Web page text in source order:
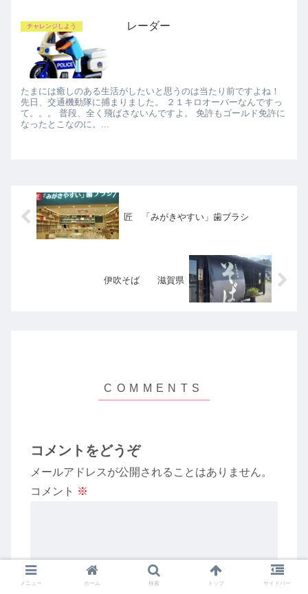
チャレンジしよう レーダー
たまには癒しのある生活がしたいと思うのは当たり前ですよね！
先日、交通機動隊に捕まりました。 ２１キロオーバーなんですっ
て。。。 普段、全く飛ばさないんですよ。 免許もゴールド免許に
なったとこなのに。...
匠 「みがきやすい」歯ブラシ
伊吹そば 滋賀県
コメントをどうぞ
メールアドレスが公開されることはありません。
コメント ※
メニュー ホーム 検索 トップ サイドバー